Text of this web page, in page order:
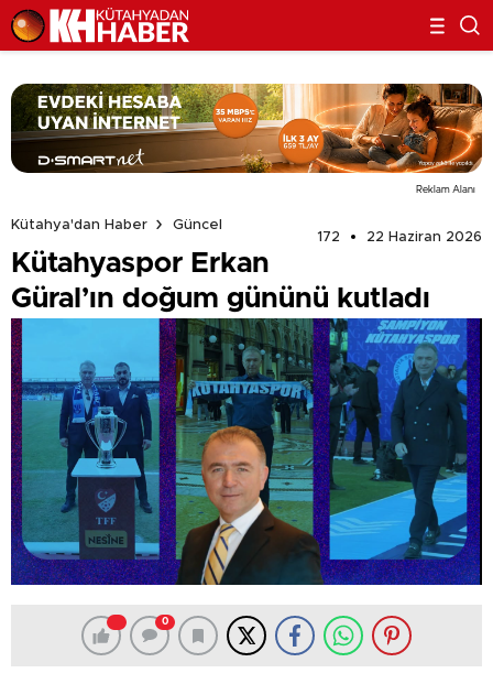
Reklam Alanı
Kütahya'dan Haber
Güncel
172
22 Haziran 2026
Kütahyaspor Erkan
Güral’ın doğum gününü kutladı
0